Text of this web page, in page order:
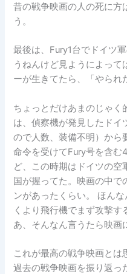
昔の戦争映画の人の死に方
う。
最後は、Fury1台でドイツ
うねんけど見ようによっ
ーが生きてたら、「やられ
ちょっとだけあまのじゃく
は、偵察機が発見したドイ
ので人数、装備不明）から
命令を受けてFury号を含む
ど、この時期はドイツの空
国が握ってた。映画の中で
ンがあったくらい。 ほん
くより飛行機でまず攻撃す
あ、そんなん言うたら映画
これが最高の戦争映画とは
過去の戦争映画を振り返っ